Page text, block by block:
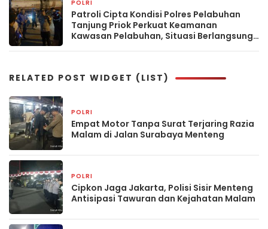
POLRI
Patroli Cipta Kondisi Polres Pelabuhan
Tanjung Priok Perkuat Keamanan
Kawasan Pelabuhan, Situasi Berlangsung
RELATED POST WIDGET (LIST)
POLRI
Empat Motor Tanpa Surat Terjaring Razia
Malam di Jalan Surabaya Menteng
POLRI
Cipkon Jaga Jakarta, Polisi Sisir Menteng
Antisipasi Tawuran dan Kejahatan Malam